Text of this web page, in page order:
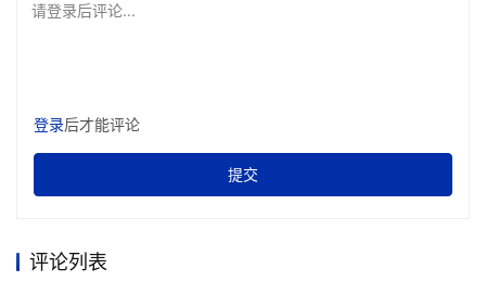
请登录后评论...
登录后才能评论
提交
评论列表